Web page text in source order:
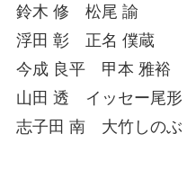
鈴木 修 松尾 諭
浮田 彰 正名 僕蔵
今成 良平 甲本 雅裕
山田 透 イッセー尾形
志子田 南 大竹しのぶ